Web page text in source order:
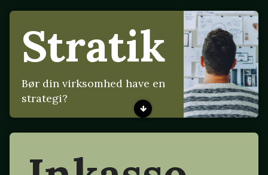
Stratik
Bør din virksomhed have en
strategi?